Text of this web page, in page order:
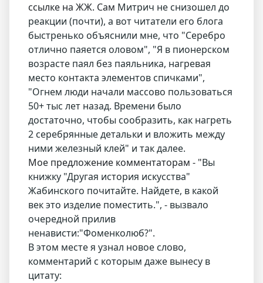
ссылке на ЖЖ. Сам Митрич не снизошел до
реакции (почти), а вот читатели его блога
быстренько объяснили мне, что "Серебро
отлично паяется оловом", "Я в пионерском
возрасте паял без паяльника, нагревая
место контакта элементов спичками",
"Огнем люди начали массово пользоваться
50+ тыс лет назад. Времени было
достаточно, чтобы сообразить, как нагреть
2 серебрянные детальки и вложить между
ними железный клей" и так далее.
Мое предложение комментаторам - "Вы
книжку "Другая история искусства"
Жабинского почитайте. Найдете, в какой
век это изделие поместить.", - вызвало
очередной прилив
ненависти:"Фоменколюб?".
В этом месте я узнал новое слово,
комментарий с которым даже вынесу в
цитату: